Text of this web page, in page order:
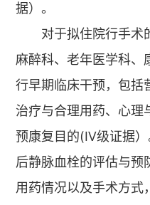
据）。
对于拟住院行手术
麻醉科、老年医学科、
行早期临床干预，包括
治疗与合理用药、心理
预康复目的(Ⅳ级证据
后静脉血栓的评估与预
用药情况以及手术方式